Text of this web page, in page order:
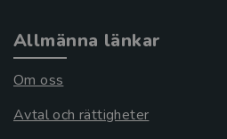
Allmänna länkar
Om oss
Avtal och rättigheter